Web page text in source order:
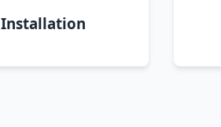
Installation